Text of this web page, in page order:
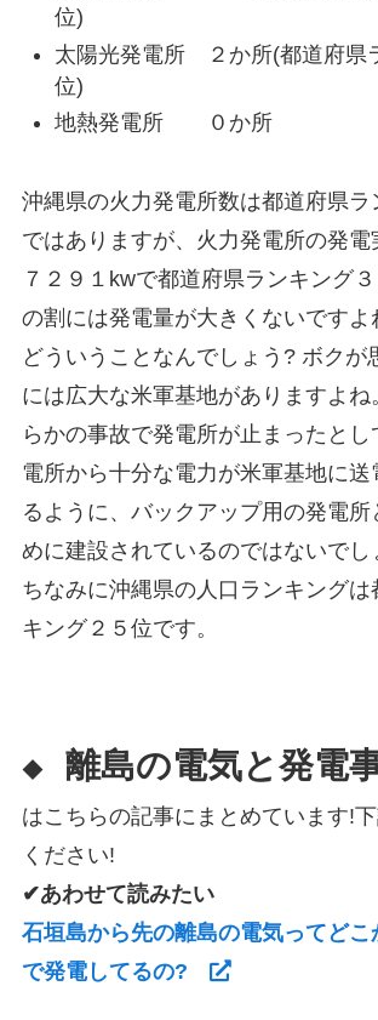
位)
太陽光発電所 ２か所(都道府県
位)
地熱発電所 ０か所
沖縄県の火力発電所数は都道府県ラ
ではありますが、火力発電所の発電
７２９１kwで都道府県ランキング
の割には発電量が大きくないですよ
どういうことなんでしょう? ボクが
には広大な米軍基地がありますよね
らかの事故で発電所が止まったとし
電所から十分な電力が米軍基地に送
るように、バックアップ用の発電所
めに建設されているのではないでし
ちなみに沖縄県の人口ランキングは
キング２５位です。
◆ 離島の電気と発電
はこちらの記事にまとめています!
ください!
✔あわせて読みたい
石垣島から先の離島の電気ってどこ
で発電してるの?